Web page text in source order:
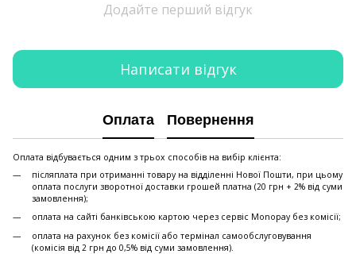
Додайте перший відгук
Написати відгук
Оплата Повернення
Оплата відбувається одним з трьох способів на вибір клієнта:
післяплата при отриманні товару на відділенні Нової Пошти, при цьому
оплата послуги зворотної доставки грошей платна (20 грн + 2% від суми
замовлення);
оплата на сайті банківською картою через сервіс Monopay без комісії;
оплата на рахунок без комісії або термінал самообслуговування
(комісія від 2 грн до 0,5% від суми замовлення).